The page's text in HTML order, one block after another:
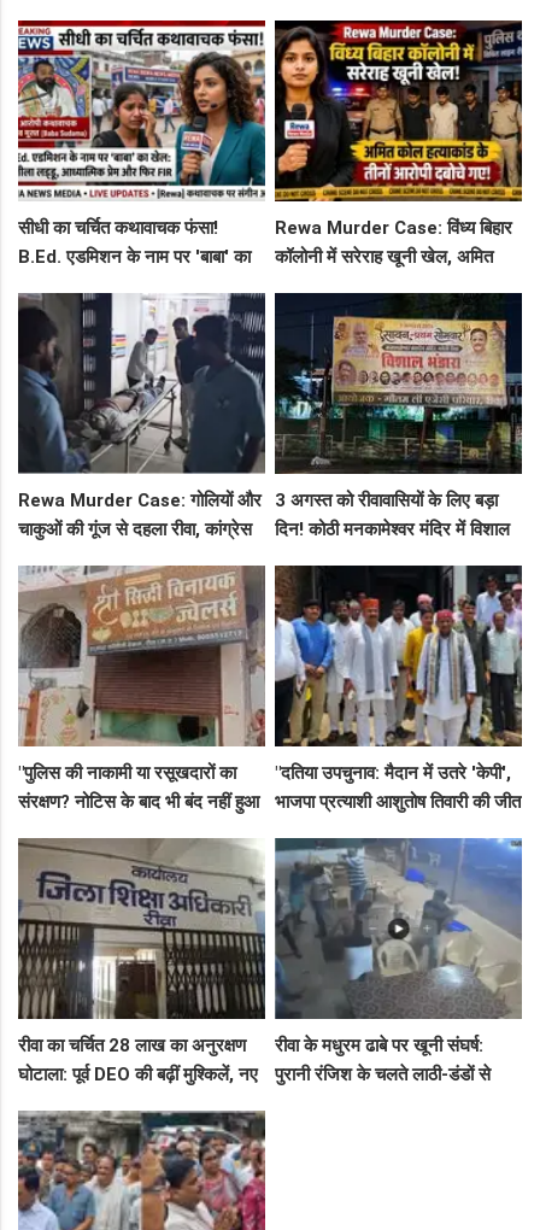
शिकायत
फ्लाइट, जानें पूरा रूट!
सीधी का चर्चित कथावाचक फंसा!
B.Ed. एडमिशन के नाम पर 'बाबा' का
और फिर FIR
Rewa Murder Case: विंध्य बिहार
कॉलोनी में सरेराह खूनी खेल, अमित
Rewa Murder Case: गोलियों और
चाकुओं की गूंज से दहला रीवा, कांग्रेस
गिरफ्तार!
3 अगस्त को रीवावासियों के लिए बड़ा
दिन! कोठी मनकामेश्वर मंदिर में विशाल
"पुलिस की नाकामी या रसूखदारों का
संरक्षण? नोटिस के बाद भी बंद नहीं हुआ
शॉप लुट गई!"
"दतिया उपचुनाव: मैदान में उतरे 'केपी',
भाजपा प्रत्याशी आशुतोष तिवारी की जीत
जारी!"
रीवा का चर्चित 28 लाख का अनुरक्षण
घोटाला: पूर्व DEO की बढ़ीं मुश्किलें, नए
रीवा के मधुरम ढाबे पर खूनी संघर्ष:
पुरानी रंजिश के चलते लाठी-डंडों से